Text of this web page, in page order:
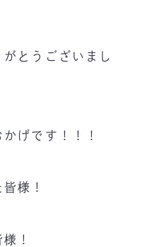
とうございまし
げです！！！
様！
！